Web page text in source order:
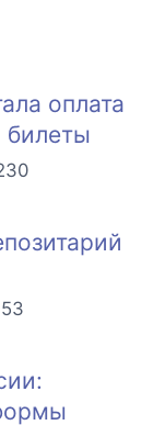
оплата
билеты